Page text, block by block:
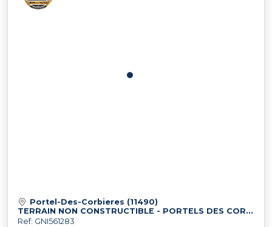
Portel-Des-Corbieres (11490)
TERRAIN NON CONSTRUCTIBLE - PORTELS DES CORBIERES ?
Ref: GNI561283